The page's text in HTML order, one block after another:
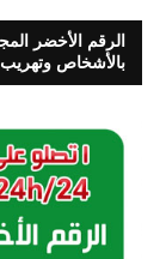
بالأشخاص وتهريب